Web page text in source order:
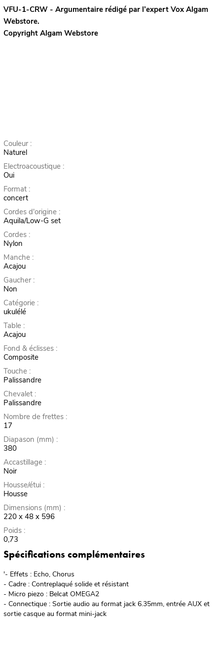
VFU-1-CRW - Argumentaire rédigé par l’expert VoxAlgam
Webstore.
Copyright Algam Webstore
Couleur :
Naturel
Electroacoustique :
Oui
Format :
concert
Cordes d'origine :
Aquila/Low-G set
Cordes :
Nylon
Manche :
Acajou
Gaucher :
Non
Catégorie :
ukulélé
Table :
Acajou
Fond & éclisses :
Composite
Touche :
Palissandre
Chevalet :
Palissandre
Nombre de frettes :
17
Diapason (mm) :
380
Accastillage :
Noir
Housse/étui :
Housse
Dimensions (mm) :
220 x 48 x 596
Poids :
0,73
Spécifications complémentaires
'- Effets : Echo, Chorus
- Cadre : Contreplaqué solide et résistant
- Micro piezo : Belcat OMEGA2
- Connectique : Sortie audio au format jack 6.35mm, entrée AUX et
sortie casque au format mini-jack